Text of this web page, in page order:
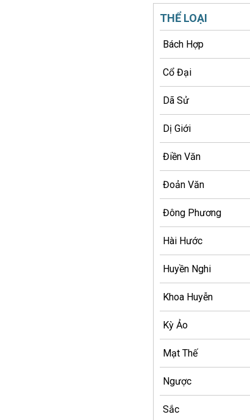
THỂ LOẠI
Bách Hợp
Cổ Đại
Dã Sử
Dị Giới
Điền Văn
Đoản Văn
Đông Phương
Hài Hước
Huyền Nghi
Khoa Huyễn
Kỳ Ảo
Mạt Thế
Ngược
Sắc